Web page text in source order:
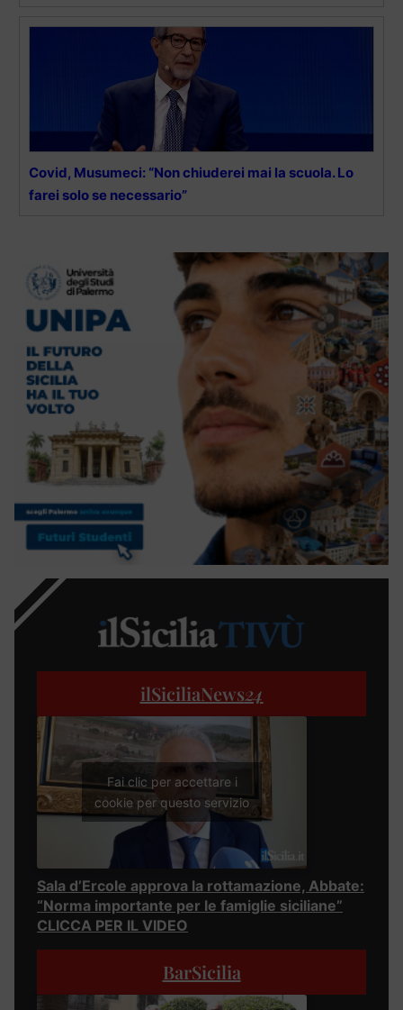
Covid, Musumeci: “Non chiuderei mai la scuola. Lo
farei solo se necessario”
ilSiciliaNews24
Fai clic per accettare i
cookie per questo servizio
Sala d’Ercole approva la rottamazione, Abbate:
“Norma importante per le famiglie siciliane”
CLICCA PER IL VIDEO
BarSicilia